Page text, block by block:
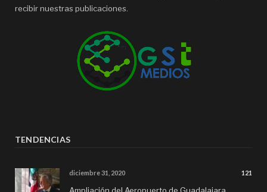
recibir nuestras publicaciones.
TENDENCIAS
diciembre 31, 2020 121